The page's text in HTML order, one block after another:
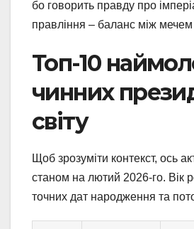
бо говорить правду про
правління – баланс між мечем
Топ-10
чинних
світу
Щоб зрозуміти контекст, ось
станом на лютий 2026-го. Вік
точних дат народження та